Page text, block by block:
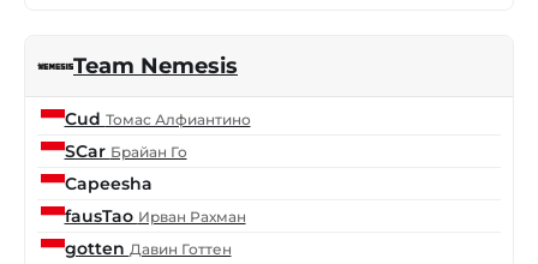
Team Nemesis
Cud Томас Алфиантино
SCar Брайан Го
Capeesha
fausTao Ирван Рахман
gotten Давин Готтен